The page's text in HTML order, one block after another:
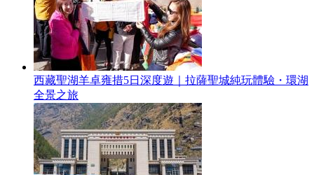
西藏聖湖羊卓雍措5日深度遊｜拉薩聖城純玩體驗・環湖
全景之旅